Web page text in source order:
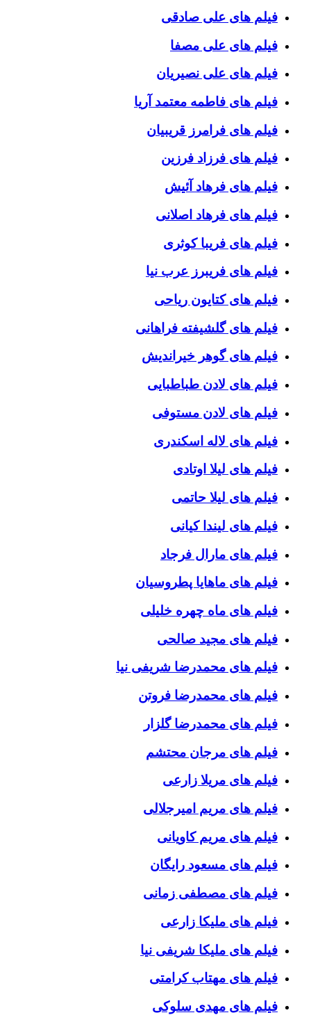
فیلم های علی صادقی
فیلم های علی مصفا
فیلم های علی نصیریان
فیلم های فاطمه معتمد آریا
فیلم های فرامرز قریبیان
فیلم های فرزاد فرزین
فیلم های فرهاد آئیش
فیلم های فرهاد اصلانی
فیلم های فریبا کوثری
فیلم های فریبرز عرب نیا
فیلم های کتایون ریاحی
فیلم های گلشیفته فراهانی
فیلم های گوهر خیراندیش
فیلم های لادن طباطبایی
فیلم های لادن مستوفی
فیلم های لاله اسکندری
فیلم های لیلا اوتادی
فیلم های لیلا حاتمی
فیلم های لیندا کیانی
فیلم های مارال فرجاد
فیلم های ماهایا پطروسیان
فیلم های ماه چهره خلیلی
فیلم های مجید صالحی
فیلم های محمدرضا شریفی نیا
فیلم های محمدرضا فروتن
فیلم های محمدرضا گلزار
فیلم های مرجان محتشم
فیلم های مریلا زارعی
فیلم های مریم امیرجلالی
فیلم های مریم کاویانی
فیلم های مسعود رایگان
فیلم های مصطفی زمانی
فیلم های ملیکا زارعی
فیلم های ملیکا شریفی نیا
فیلم های مهتاب کرامتی
فیلم های مهدی سلوکی